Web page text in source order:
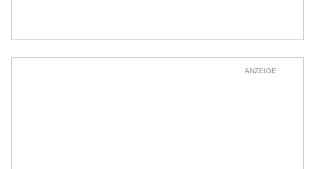
ANZEIGE